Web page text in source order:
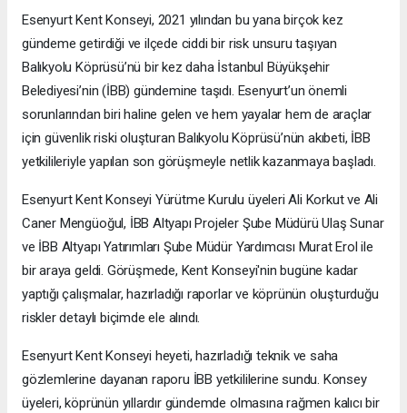
Esenyurt Kent Konseyi, 2021 yılından bu yana birçok kez
gündeme getirdiği ve ilçede ciddi bir risk unsuru taşıyan
Balıkyolu Köprüsü’nü bir kez daha İstanbul Büyükşehir
Belediyesi’nin (İBB) gündemine taşıdı. Esenyurt’un önemli
sorunlarından biri haline gelen ve hem yayalar hem de araçlar
için güvenlik riski oluşturan Balıkyolu Köprüsü’nün akıbeti, İBB
yetkilileriyle yapılan son görüşmeyle netlik kazanmaya başladı.
Esenyurt Kent Konseyi Yürütme Kurulu üyeleri Ali Korkut ve Ali
Caner Mengüoğul, İBB Altyapı Projeler Şube Müdürü Ulaş Sunar
ve İBB Altyapı Yatırımları Şube Müdür Yardımcısı Murat Erol ile
bir araya geldi. Görüşmede, Kent Konseyi'nin bugüne kadar
yaptığı çalışmalar, hazırladığı raporlar ve köprünün oluşturduğu
riskler detaylı biçimde ele alındı.
Esenyurt Kent Konseyi heyeti, hazırladığı teknik ve saha
gözlemlerine dayanan raporu İBB yetkililerine sundu. Konsey
üyeleri, köprünün yıllardır gündemde olmasına rağmen kalıcı bir